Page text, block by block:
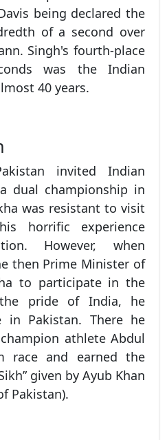
being declared the
of a second over
Singh's fourth-place
was the Indian
40 years.
invited Indian
dual championship in
was resistant to visit
horrific experience
However, when
then Prime Minister of
to participate in the
pride of India, he
in Pakistan. There he
athlete Abdul
race and earned the
given by Ayub Khan
Pakistan).